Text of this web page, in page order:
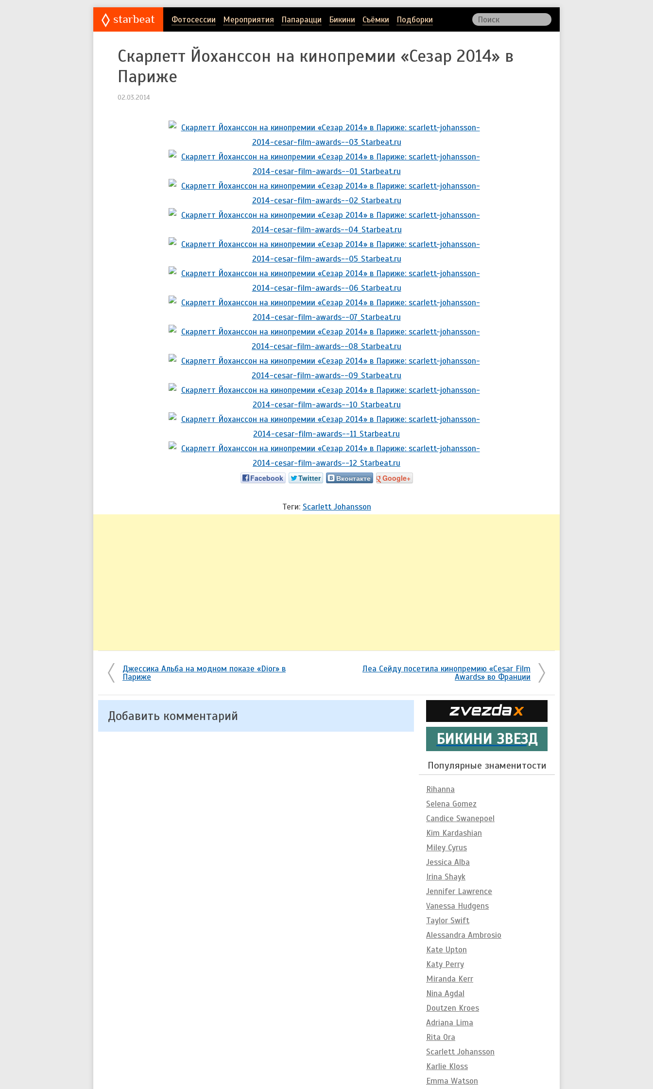
Фотосессии Мероприятия Папарацци Бикини Съёмки Подборки
Скарлетт Йоханссон на кинопремии «Сезар 2014» в
Париже
02.03.2014
Facebook Twitter Вконтакте Google+
Теги: Scarlett Johansson
Джессика Альба на модном показе «Dior» в
Париже
Леа Сейду посетила кинопремию «Cesar Film
Awards» во Франции
Добавить комментарий
БИКИНИ ЗВЕЗД
Популярные знаменитости
Rihanna
Selena Gomez
Candice Swanepoel
Kim Kardashian
Miley Cyrus
Jessica Alba
Irina Shayk
Jennifer Lawrence
Vanessa Hudgens
Taylor Swift
Alessandra Ambrosio
Kate Upton
Katy Perry
Miranda Kerr
Nina Agdal
Doutzen Kroes
Adriana Lima
Rita Ora
Scarlett Johansson
Karlie Kloss
Emma Watson